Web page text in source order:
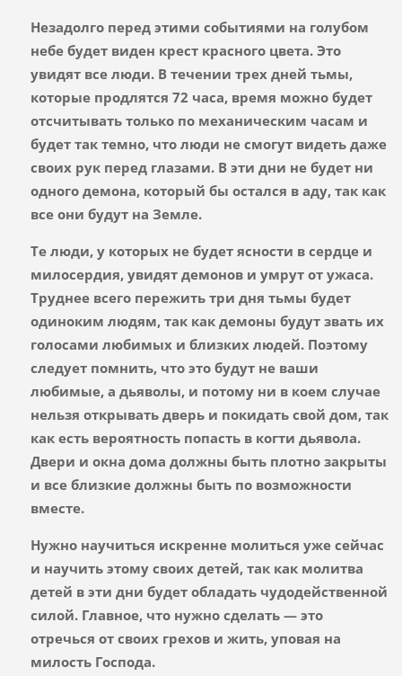
Незадолго перед этими событиями на голубом
небе будет виден крест красного цвета. Это
увидят все люди. В течении трех дней тьмы,
которые продлятся 72 часа, время можно будет
отсчитывать только по механическим часам и
будет так темно, что люди не смогут видеть даже
своих рук перед глазами. В эти дни не будет ни
одного демона, который бы остался в аду, так как
все они будут на Земле.
Те люди, у которых не будет ясности в сердце и
милосердия, увидят демонов и умрут от ужаса.
Труднее всего пережить три дня тьмы будет
одиноким людям, так как демоны будут звать их
голосами любимых и близких людей. Поэтому
следует помнить, что это будут не ваши
любимые, а дьяволы, и потому ни в коем случае
нельзя открывать дверь и покидать свой дом, так
как есть вероятность попасть в когти дьявола.
Двери и окна дома должны быть плотно закрыты
и все близкие должны быть по возможности
вместе.
Нужно научиться искренне молиться уже сейчас
и научить этому своих детей, так как молитва
детей в эти дни будет обладать чудодейственной
силой. Главное, что нужно сделать — это
отречься от своих грехов и жить, уповая на
милость Господа.